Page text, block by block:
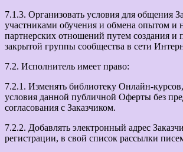
7.1.3. Организовать условия для общения
участниками обучения и обмена опытом и
партнерских отношений путем создания и
закрытой группы сообщества в сети
7.2. Исполнитель имеет право:
7.2.1. Изменять библиотеку Онлайн-
условия данной публичной Оферты без
согласования с Заказчиком.
7.2.2. Добавлять электронный адрес
регистрации, в свой список рассылки